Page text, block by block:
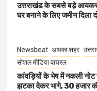
उत्तराखंड के सबसे बड़े आयकर
घर बनाने के लिए जमीन दिला
Newsbeat आपका शहर
सोशल मीडिया वायरल
कांवड़ियों के भेष में नकली नोट
झटका देकर भागे, 30 हजार